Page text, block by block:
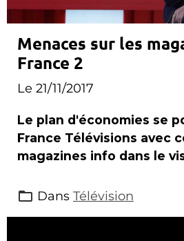
Menaces sur les
France 2
Le 21/11/2017
Le plan d'économies se
France Télévisions avec
magazines info dans le
Dans Télévision